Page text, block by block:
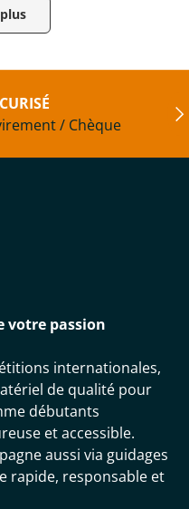
/ Chèque
votre passion
internationales,
de qualité pour
débutants
et accessible.
aussi via guidages
rapide, responsable et